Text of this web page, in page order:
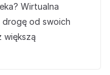
Wirtualna
drogę od swoich
większą